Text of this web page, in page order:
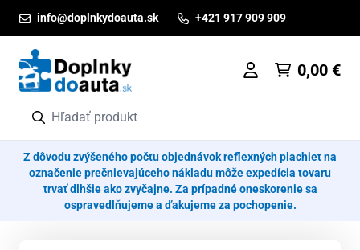
info@doplnkydoauta.sk +421 917 909 909
0,00 €
Z dôvodu zvýšeného počtu objednávok reflexných plachiet na
označenie prečnievajúceho nákladu môže expedícia tovaru
trvať dlhšie ako zvyčajne. Za prípadné oneskorenie sa
ospravedlňujeme a ďakujeme za pochopenie.